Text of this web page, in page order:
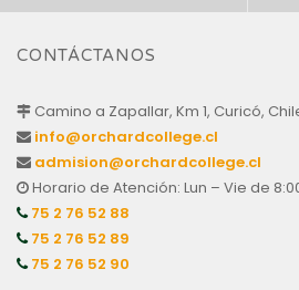
CONTÁCTANOS
Camino a Zapallar, Km 1, Curicó,
info@orchardcollege.cl
admision@orchardcollege.cl
Horario de Atención: Lun – Vie de
75 2 76 52 88
75 2 76 52 89
75 2 76 52 90